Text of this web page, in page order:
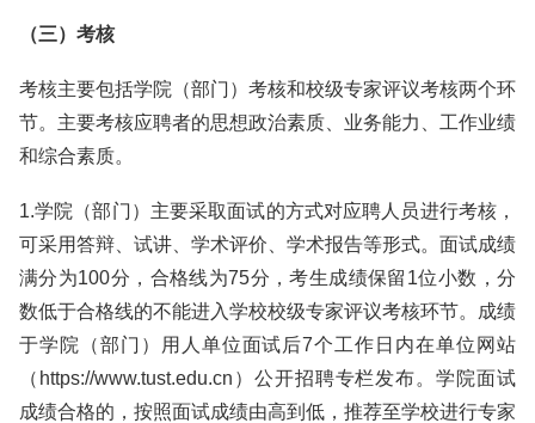
（三）考核
考核主要包括学院（部门）考核和校级专家评议考核两个环
节。主要考核应聘者的思想政治素质、业务能力、工作业绩
和综合素质。
1.学院（部门）主要采取面试的方式对应聘人员进行考核，
可采用答辩、试讲、学术评价、学术报告等形式。面试成绩
满分为100分，合格线为75分，考生成绩保留1位小数，分
数低于合格线的不能进入学校校级专家评议考核环节。成绩
于学院（部门）用人单位面试后7个工作日内在单位网站
（https://www.tust.edu.cn）公开招聘专栏发布。学院面试
成绩合格的，按照面试成绩由高到低，推荐至学校进行专家